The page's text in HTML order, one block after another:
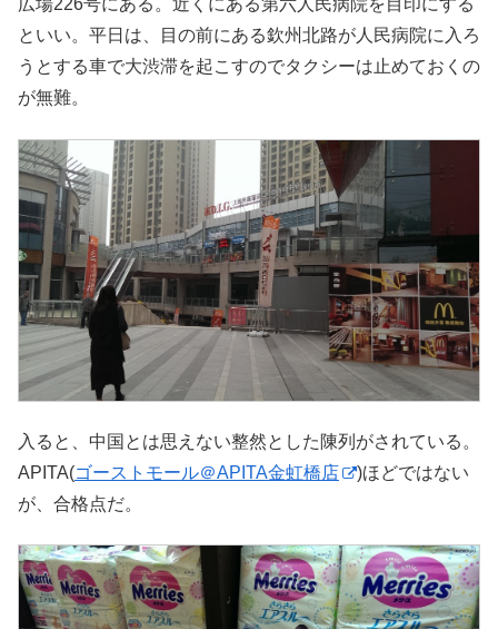
広場226号にある。近くにある第六人民病院を目印にする
といい。平日は、目の前にある欽州北路が人民病院に入ろ
うとする車で大渋滞を起こすのでタクシーは止めておくの
が無難。
入ると、中国とは思えない整然とした陳列がされている。
APITA(ゴーストモール＠APITA金虹橋店
)ほどではない
が、合格点だ。